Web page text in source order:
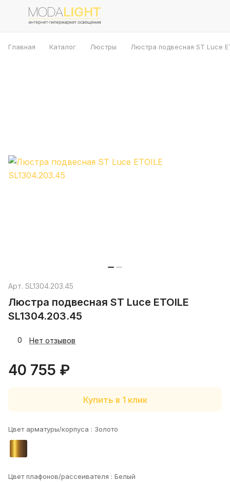
Главная Каталог Люстры Люстра подвесная ST Luce
Арт. SL1304.203.45
Люстра подвесная ST Luce ETOILE
SL1304.203.45
0 Нет отзывов
40 755 ₽
Купить в 1 клик
Цвет арматуры/корпуса : Золото
Цвет плафонов/рассеивателя : Белый